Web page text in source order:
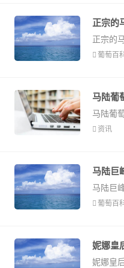
正宗的
正宗的
葡萄百
马陆葡
马陆葡
资讯
马陆巨
马陆巨
葡萄百
妮娜皇
妮娜皇